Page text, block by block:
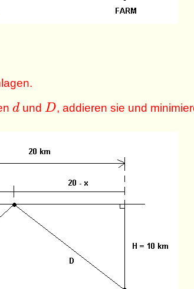
d
d und D
D, addieren sie und